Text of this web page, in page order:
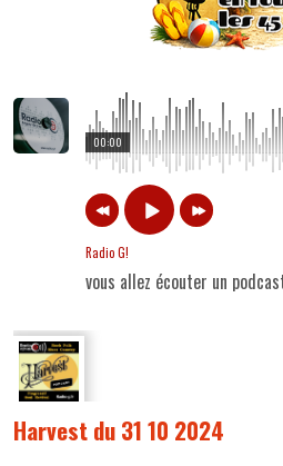
00:00
Radio G!
vous allez écouter un
Harvest du 31 10 2024